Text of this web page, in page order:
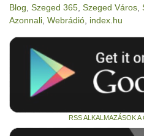
Blog Szeged 365 Szeged Város
Azonnali Webrádió index.hu
RSS ALKALMAZÁSOK